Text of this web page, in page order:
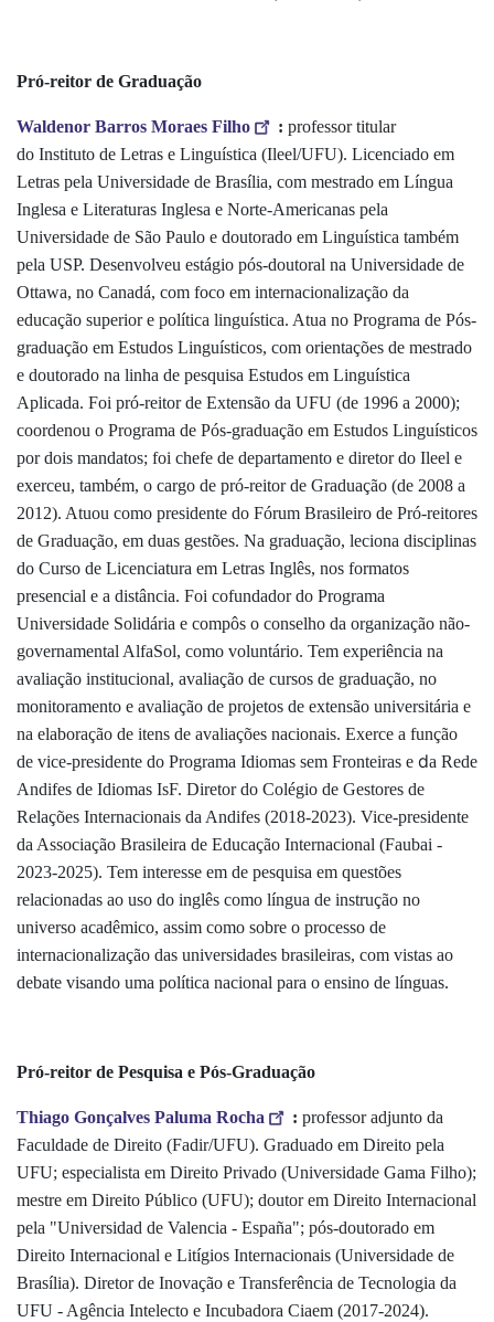
Pró-reitor de Graduação
Waldenor Barros Moraes Filho : professor titular
do Instituto de Letras e Linguística (Ileel/UFU). Licenciado em
Letras pela Universidade de Brasília, com mestrado em Língua
Inglesa e Literaturas Inglesa e Norte-Americanas pela
Universidade de São Paulo e doutorado em Linguística também
pela USP. Desenvolveu estágio pós-doutoral na Universidade de
Ottawa, no Canadá, com foco em internacionalização da
educação superior e política linguística. Atua no Programa de Pós-
graduação em Estudos Linguísticos, com orientações de mestrado
e doutorado na linha de pesquisa Estudos em Linguística
Aplicada. Foi pró-reitor de Extensão da UFU (de 1996 a 2000);
coordenou o Programa de Pós-graduação em Estudos Linguísticos
por dois mandatos; foi chefe de departamento e diretor do Ileel e
exerceu, também, o cargo de pró-reitor de Graduação (de 2008 a
2012). Atuou como presidente do Fórum Brasileiro de Pró-reitores
de Graduação, em duas gestões. Na graduação, leciona disciplinas
do Curso de Licenciatura em Letras Inglês, nos formatos
presencial e a distância. Foi cofundador do Programa
Universidade Solidária e compôs o conselho da organização não-
governamental AlfaSol, como voluntário. Tem experiência na
avaliação institucional, avaliação de cursos de graduação, no
monitoramento e avaliação de projetos de extensão universitária e
na elaboração de itens de avaliações nacionais. Exerce a função
de vice-presidente do Programa Idiomas sem Fronteiras e da Rede
Andifes de Idiomas IsF. Diretor do Colégio de Gestores de
Relações Internacionais da Andifes (2018-2023). Vice-presidente
da Associação Brasileira de Educação Internacional (Faubai -
2023-2025). Tem interesse em de pesquisa em questões
relacionadas ao uso do inglês como língua de instrução no
universo acadêmico, assim como sobre o processo de
internacionalização das universidades brasileiras, com vistas ao
debate visando uma política nacional para o ensino de línguas.
Pró-reitor de Pesquisa e Pós-Graduação
Thiago Gonçalves Paluma Rocha : professor adjunto da
Faculdade de Direito (Fadir/UFU). Graduado em Direito pela
UFU; especialista em Direito Privado (Universidade Gama Filho);
mestre em Direito Público (UFU); doutor em Direito Internacional
pela "Universidad de Valencia - España"; pós-doutorado em
Direito Internacional e Litígios Internacionais (Universidade de
Brasília). Diretor de Inovação e Transferência de Tecnologia da
UFU - Agência Intelecto e Incubadora Ciaem (2017-2024).